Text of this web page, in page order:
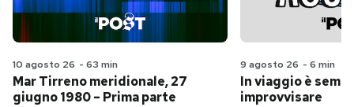
10 agosto 26 - 63 min
Mar Tirreno meridionale, 27
giugno 1980 – Prima parte
9 agosto 26 - 6 min
In viaggio è
improvvisare